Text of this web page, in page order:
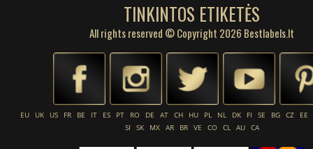
TINKINTOS ETIKETĖS
All rights reserved © Copyright 2026 Bestlabels.lt
EU UK US FR BE IT ES PT RO DE AT CH HU PL NL DK FI SE BG CZ
EE
SI
SK MX AR BR VE CO CL AU CA